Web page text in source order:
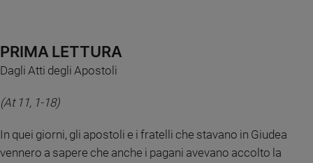
Chiesa
Fede
e
Santi
PRIMA LETTURA
Dagli Atti degli Apostoli
(At 11, 1-18)
In quei giorni, gli apostoli e i fratelli che stavano in Giudea
vennero a sapere che anche i pagani avevano accolto la